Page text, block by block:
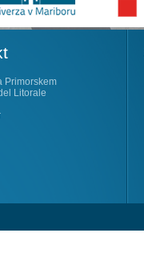
Primorskem
Litorale